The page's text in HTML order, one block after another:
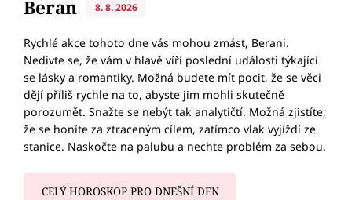
Beran 8. 8. 2026
Rychlé akce tohoto dne vás mohou zmást, Berani.
Nedivte se, že vám v hlavě víří poslední události týkající
se lásky a romantiky. Možná budete mít pocit, že se věci
dějí příliš rychle na to, abyste jim mohli skutečně
porozumět. Snažte se nebýt tak analytičtí. Možná zjistíte,
že se honíte za ztraceným cílem, zatímco vlak vyjíždí ze
stanice. Naskočte na palubu a nechte problém za sebou.
CELÝ HOROSKOP PRO DNEŠNÍ DEN